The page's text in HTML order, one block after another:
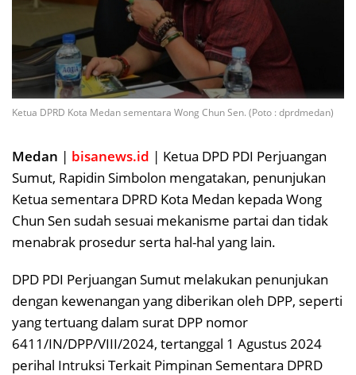
Ketua DPRD Kota Medan sementara Wong Chun Sen. (Poto : dprdmedan)
Medan | bisanews.id | Ketua DPD PDI Perjuangan
Sumut, Rapidin Simbolon mengatakan, penunjukan
Ketua sementara DPRD Kota Medan kepada Wong
Chun Sen sudah sesuai mekanisme partai dan tidak
menabrak prosedur serta hal-hal yang lain.
DPD PDI Perjuangan Sumut melakukan penunjukan
dengan kewenangan yang diberikan oleh DPP, seperti
yang tertuang dalam surat DPP nomor
6411/IN/DPP/VIII/2024, tertanggal 1 Agustus 2024
perihal Intruksi Terkait Pimpinan Sementara DPRD